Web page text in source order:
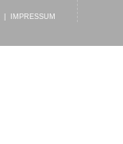
IMPRESSUM